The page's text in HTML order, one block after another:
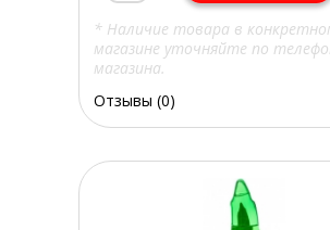
* Наличие товара в
магазине уточняйте по
магазина.
Отзывы (0)